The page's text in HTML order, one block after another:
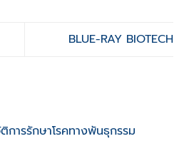
BLUE-RAY BIOTECH
การรักษาโรคทางพันธุกรรม